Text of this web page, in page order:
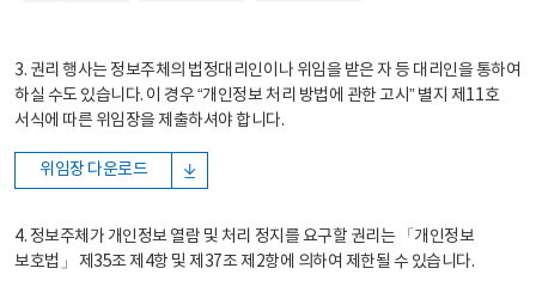
3. 권리 행사는 정보주체의 법정대리인이나 위임을 받은 자 등 대리인을 통하여
하실 수도 있습니다. 이 경우 “개인정보 처리 방법에 관한 고시” 별지 제11호
서식에 따른 위임장을 제출하셔야 합니다.
위임장 다운로드
4. 정보주체가 개인정보 열람 및 처리 정지를 요구할 권리는 「개인정보
보호법」 제35조 제4항 및 제37조 제2항에 의하여 제한될 수 있습니다.